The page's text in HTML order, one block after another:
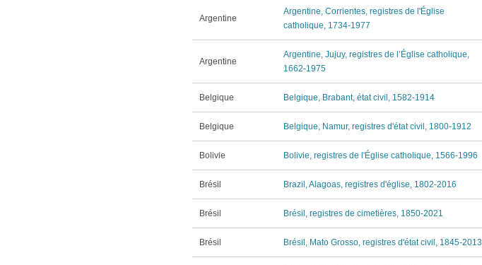
Argentine
Argentine, Corrientes, registres de l'Église
catholique, 1734-1977
Argentine
Argentine, Jujuy, registres de l’Église catholique,
1662-1975
Belgique Belgique, Brabant, état civil, 1582-1914
Belgique Belgique, Namur, registres d'état civil, 1800-1912
Bolivie Bolivie, registres de l'Église catholique, 1566-1996
Brésil Brazil, Alagoas, registres d'église, 1802-2016
Brésil Brésil, registres de cimetières, 1850-2021
Brésil Brésil, Mato Grosso, registres d'état civil, 1845-2013